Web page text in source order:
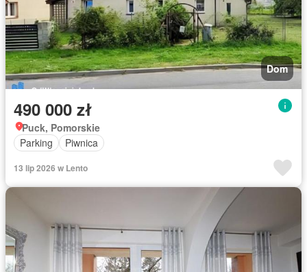
Dom
490 000 zł
Puck, Pomorskie
Parking
Piwnica
13 lip 2026 w Lento